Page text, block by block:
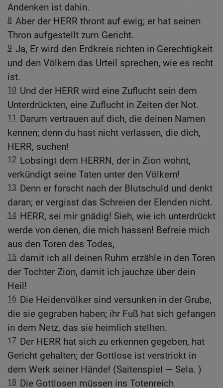
Andenken ist dahin.
8 Aber der HERR thront auf ewig; er hat seinen
Thron aufgestellt zum Gericht.
9 Ja, Er wird den Erdkreis richten in Gerechtigkeit
und den Völkern das Urteil sprechen, wie es recht
ist.
10 Und der HERR wird eine Zuflucht sein dem
Unterdrückten, eine Zuflucht in Zeiten der Not.
11 Darum vertrauen auf dich, die deinen Namen
kennen; denn du hast nicht verlassen, die dich,
HERR, suchen!
12 Lobsingt dem HERRN, der in Zion wohnt,
verkündigt seine Taten unter den Völkern!
13 Denn er forscht nach der Blutschuld und denkt
daran; er vergisst das Schreien der Elenden nicht.
14 HERR, sei mir gnädig! Sieh, wie ich unterdrückt
werde von denen, die mich hassen! Befreie mich
aus den Toren des Todes,
15 damit ich all deinen Ruhm erzähle in den Toren
der Tochter Zion, damit ich jauchze über dein
Heil!
16 Die Heidenvölker sind versunken in der Grube,
die sie gegraben haben; ihr Fuß hat sich gefangen
in dem Netz, das sie heimlich stellten.
17 Der HERR hat sich zu erkennen gegeben, hat
Gericht gehalten; der Gottlose ist verstrickt in
dem Werk seiner Hände! (Saitenspiel — Sela. )
18 Die Gottlosen müssen ins Totenreich